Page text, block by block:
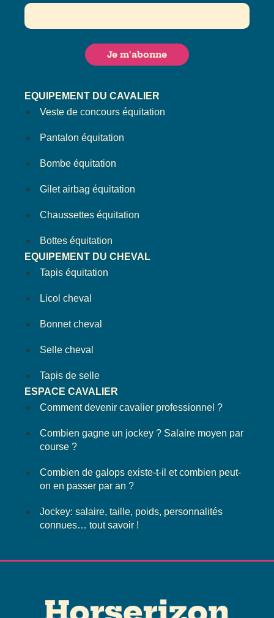
EQUIPEMENT DU CAVALIER
Veste de concours équitation
Pantalon équitation
Bombe équitation
Gilet airbag équitation
Chaussettes équitation
Bottes équitation
EQUIPEMENT DU CHEVAL
Tapis équitation
Licol cheval
Bonnet cheval
Selle cheval
Tapis de selle
ESPACE CAVALIER
Comment devenir cavalier professionnel ?
Combien gagne un jockey ? Salaire moyen par
course ?
Combien de galops existe-t-il et combien peut-
on en passer par an ?
Jockey: salaire, taille, poids, personnalités
connues… tout savoir !